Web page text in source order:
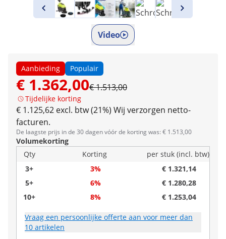
Video
Aanbieding Populair
€ 1.362,00€ 1.513,00
Tijdelijke korting
€ 1.125,62 excl. btw (21%) Wij verzorgen netto-
facturen.
De laagste prijs in de 30 dagen vóór de korting was: € 1.513,00
Volumekorting
Qty
Korting
per stuk (incl. btw)
3+
3%
€ 1.321,14
5+
6%
€ 1.280,28
10+
8% € 1.253,04
Vraag een persoonlijke offerte aan voor meer dan
10 artikelen